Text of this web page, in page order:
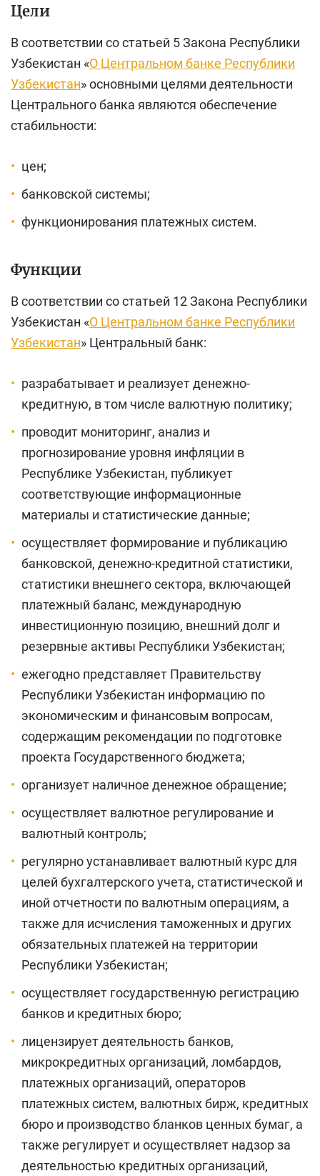
Цели
В соответствии со статьей 5 Закона Республики
Узбекистан «О Центральном банке Республики
Узбекистан» основными целями деятельности
Центрального банка являются обеспечение
стабильности:
цен;
банковской системы;
функционирования платежных систем.
Функции
В соответствии со статьей 12 Закона Республики
Узбекистан «О Центральном банке Республики
Узбекистан» Центральный банк:
разрабатывает и реализует денежно-
кредитную, в том числе валютную политику;
проводит мониторинг, анализ и
прогнозирование уровня инфляции в
Республике Узбекистан, публикует
соответствующие информационные
материалы и статистические данные;
осуществляет формирование и публикацию
банковской, денежно-кредитной статистики,
статистики внешнего сектора, включающей
платежный баланс, международную
инвестиционную позицию, внешний долг и
резервные активы Республики Узбекистан;
ежегодно представляет Правительству
Республики Узбекистан информацию по
экономическим и финансовым вопросам,
содержащим рекомендации по подготовке
проекта Государственного бюджета;
организует наличное денежное обращение;
осуществляет валютное регулирование и
валютный контроль;
регулярно устанавливает валютный курс для
целей бухгалтерского учета, статистической и
иной отчетности по валютным операциям, а
также для исчисления таможенных и других
обязательных платежей на территории
Республики Узбекистан;
осуществляет государственную регистрацию
банков и кредитных бюро;
лицензирует деятельность банков,
микрокредитных организаций, ломбардов,
платежных организаций, операторов
платежных систем, валютных бирж, кредитных
бюро и производство бланков ценных бумаг, а
также регулирует и осуществляет надзор за
деятельностью кредитных организаций,